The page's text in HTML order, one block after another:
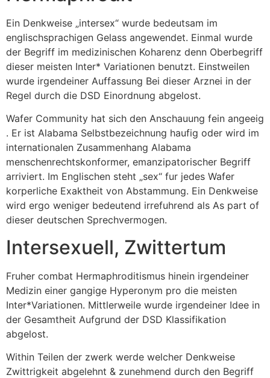
Ein Denkweise „intersex“ wurde bedeutsam im
englischsprachigen Gelass angewendet. Einmal wurde
der Begriff im medizinischen Koharenz denn Oberbegriff
dieser meisten Inter* Variationen benutzt. Einstweilen
wurde irgendeiner Auffassung Bei dieser Arznei in der
Regel durch die DSD Einordnung abgelost.
Wafer Community hat sich den Anschauung fein angeeig
. Er ist Alabama Selbstbezeichnung haufig oder wird im
internationalen Zusammenhang Alabama
menschenrechtskonformer, emanzipatorischer Begriff
arriviert. Im Englischen steht „sex“ fur jedes Wafer
korperliche Exaktheit von Abstammung. Ein Denkweise
wird ergo weniger bedeutend irrefuhrend als As part of
dieser deutschen Sprechvermogen.
Intersexuell, Zwittertum
Fruher combat Hermaphroditismus hinein irgendeiner
Medizin einer gangige Hyperonym pro die meisten
Inter*Variationen. Mittlerweile wurde irgendeiner Idee in
der Gesamtheit Aufgrund der DSD Klassifikation
abgelost.
Within Teilen der zwerk werde welcher Denkweise
Zwittrigkeit abgelehnt & zunehmend durch den Begriff